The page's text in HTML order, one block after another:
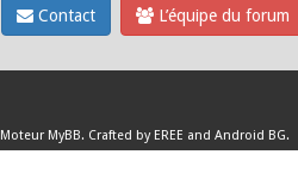
Contact L’équipe du forum
Moteur MyBB. Crafted by EREE and Android BG.